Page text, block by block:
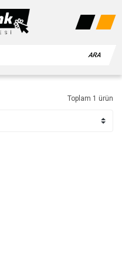
ARA
Toplam 1 ürün